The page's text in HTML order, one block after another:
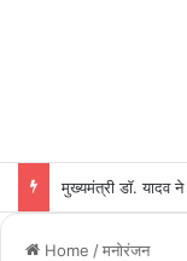
मुख्यमंत्री डॉ. यादव ने
Home /मनोरंजन